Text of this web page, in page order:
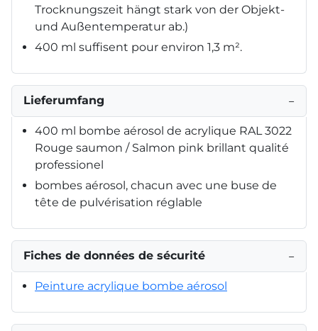
Trocknungszeit hängt stark von der Objekt-
und Außentemperatur ab.)
400 ml suffisent pour environ 1,3 m².
Lieferumfang −
400 ml bombe aérosol de acrylique RAL 3022
Rouge saumon / Salmon pink brillant qualité
professionel
bombes aérosol, chacun avec une buse de
tête de pulvérisation réglable
Fiches de données de sécurité −
Peinture acrylique bombe aérosol